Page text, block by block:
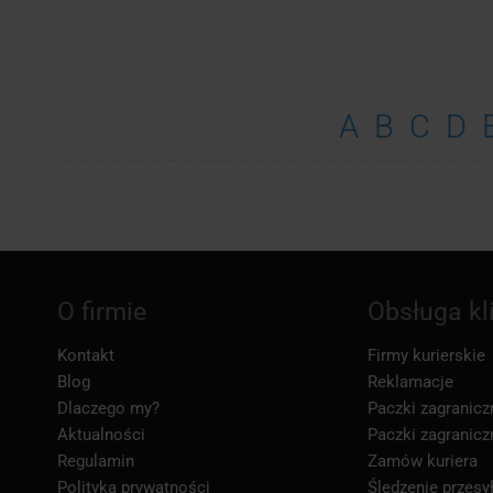
A B C D
O firmie
Kontakt
Blog
Dlaczego my?
Aktualności
Regulamin
Polityka prywatności
Obsługa
Firmy kurierskie
Reklamacje
Paczki
Paczki
Zamów kuriera
Śledzenie